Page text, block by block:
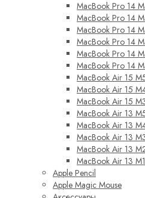
MacBook Pro 14
MacBook Pro 14
MacBook Pro 14
MacBook Pro 14
MacBook Pro 14
MacBook Pro 14
MacBook Air 15
MacBook Air 15
MacBook Air 15
MacBook Air 13
MacBook Air 13
MacBook Air 13
MacBook Air 13
MacBook Air 13
Apple Pencil
Apple Magic Mouse